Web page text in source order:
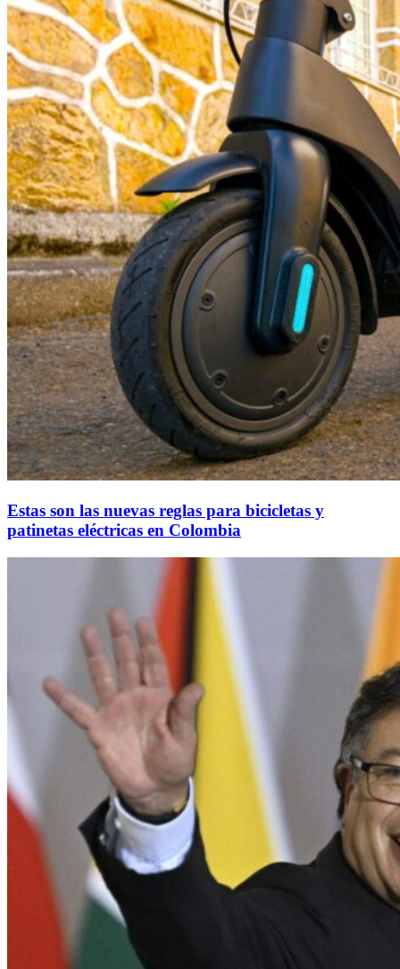
Estas son las nuevas reglas para bicicletas y
patinetas eléctricas en Colombia